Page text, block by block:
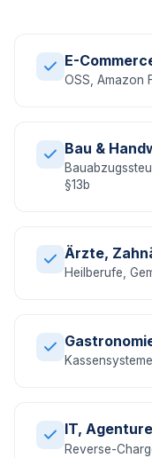
E-
OSS, Amazon
Bau &
§13b
Ärzte,
Heilberufe,
IT,
Reverse-